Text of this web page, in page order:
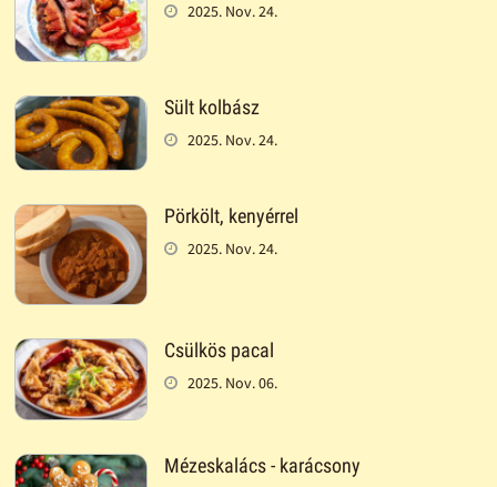
2025. Nov. 24.
Sült kolbász
2025. Nov. 24.
Pörkölt, kenyérrel
2025. Nov. 24.
Csülkös pacal
2025. Nov. 06.
Mézeskalács - karácsony